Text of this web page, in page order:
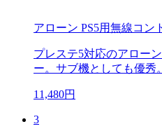
アローン PS5用無線コン
プレステ5対応のアロー
ー。サブ機としても優秀。
11,480円
3